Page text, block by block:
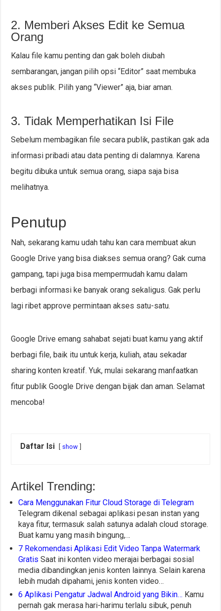
2. Memberi Akses Edit ke Semua
Orang
Kalau file kamu penting dan gak boleh diubah
sembarangan, jangan pilih opsi “Editor” saat membuka
akses publik. Pilih yang “Viewer” aja, biar aman.
3. Tidak Memperhatikan Isi File
Sebelum membagikan file secara publik, pastikan gak ada
informasi pribadi atau data penting di dalamnya. Karena
begitu dibuka untuk semua orang, siapa saja bisa
melihatnya.
Penutup
Nah, sekarang kamu udah tahu kan cara membuat akun
Google Drive yang bisa diakses semua orang? Gak cuma
gampang, tapi juga bisa mempermudah kamu dalam
berbagi informasi ke banyak orang sekaligus. Gak perlu
lagi ribet approve permintaan akses satu-satu.
Google Drive emang sahabat sejati buat kamu yang aktif
berbagi file, baik itu untuk kerja, kuliah, atau sekadar
sharing konten kreatif. Yuk, mulai sekarang manfaatkan
fitur publik Google Drive dengan bijak dan aman. Selamat
mencoba!
Daftar Isi show
Artikel Trending:
Cara Menggunakan Fitur Cloud Storage di Telegram
Telegram dikenal sebagai aplikasi pesan instan yang
kaya fitur, termasuk salah satunya adalah cloud storage.
Buat kamu yang masih bingung,…
7 Rekomendasi Aplikasi Edit Video Tanpa Watermark
Gratis Saat ini konten video merajai berbagai sosial
media dibandingkan jenis konten lainnya. Selain karena
lebih mudah dipahami, jenis konten video…
6 Aplikasi Pengatur Jadwal Android yang Bikin… Kamu
pernah gak merasa hari-harimu terlalu sibuk, penuh